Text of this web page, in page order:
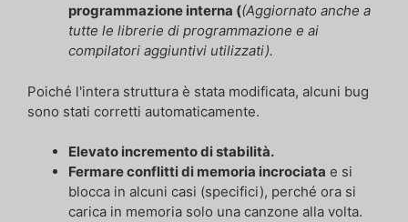
programmazione interna ((Aggiornato anche a
tutte le librerie di programmazione e ai
compilatori aggiuntivi utilizzati).
Poiché l'intera struttura è stata modificata, alcuni bug
sono stati corretti automaticamente.
Elevato incremento di stabilità.
Fermareconflitti di memoria incrociata e si
blocca in alcuni casi (specifici), perché ora si
carica in memoria solo una canzone alla volta.